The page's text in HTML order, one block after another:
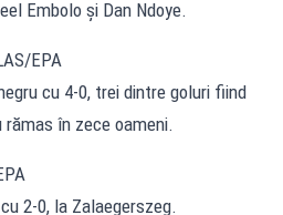
Embolo și Dan Ndoye.
EPA
cu 4-0, trei dintre goluri fiind
în zece oameni.
2-0, la Zalaegerszeg.